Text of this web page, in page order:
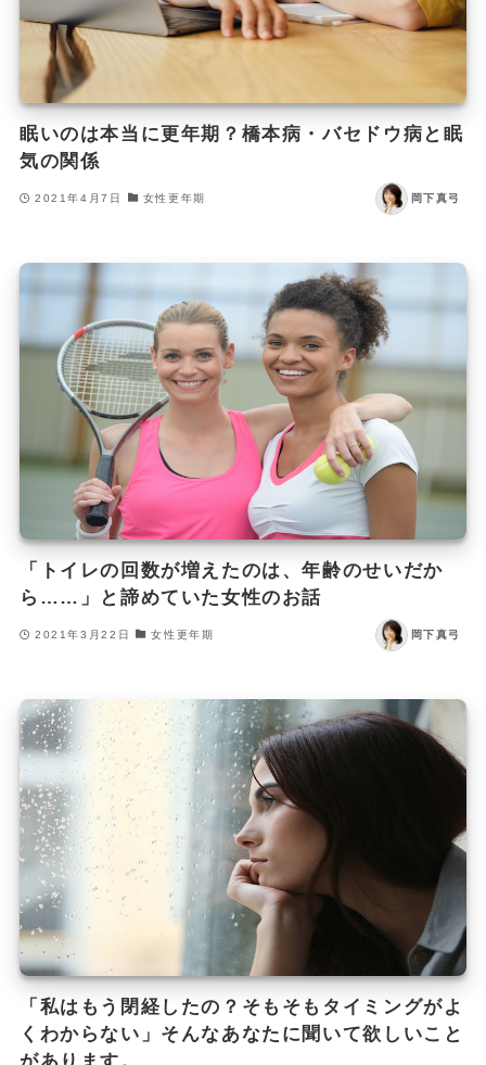
眠いのは本当に更年期？橋本病・バセドウ病と眠
気の関係
2021年4月7日 女性更年期 岡下真弓
「トイレの回数が増えたのは、年齢のせいだか
ら……」と諦めていた女性のお話
2021年3月22日 女性更年期 岡下真弓
「私はもう閉経したの？そもそもタイミングがよ
くわからない」そんなあなたに聞いて欲しいこと